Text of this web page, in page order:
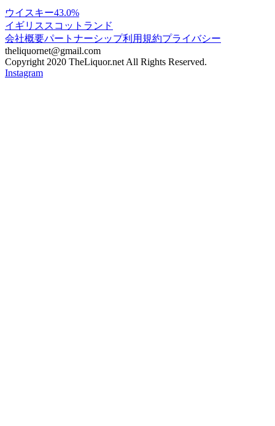
ウイスキー43.0%
イギリス スコットランド
会社概要パートナーシップ利用規約プライバシー
theliquornet@gmail.com
Copyright 2020 TheLiquor.net All Rights Reserved.
Instagram